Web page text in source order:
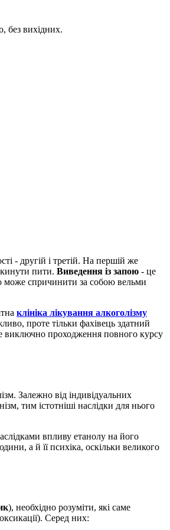
без вихідних.
- другій і третій. На першій же
кинути пити. Виведення із запою - це
може спричинити за собою вельми
клініка лікування алкоголізму
проте тільки фахівець здатний
виключно проходження повного курсу
Залежно від індивідуальних
тим істотніші наслідки для нього
впливу етанолу на його
а й її психіка, оскільки великого
), необхідно розуміти, які саме
Серед них: